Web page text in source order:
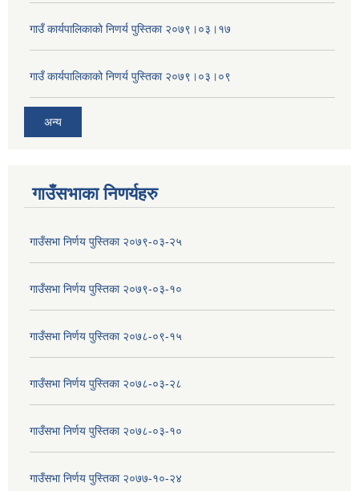
गाउँ कार्यपालिकाको निणर्य पुस्तिका २०७९।०३।१७
गाउँ कार्यपालिकाको निणर्य पुस्तिका २०७९।०३।०९
अन्य
गाउँसभाका निणर्यहरु
गाउँसभा निर्णय पुस्तिका २०७९-०३-२५
गाउँसभा निर्णय पुस्तिका २०७९-०३-१०
गाउँसभा निर्णय पुस्तिका २०७८-०९-१५
गाउँसभा निर्णय पुस्तिका २०७८-०३-२८
गाउँसभा निर्णय पुस्तिका २०७८-०३-१०
गाउँसभा निर्णय पुस्तिका २०७७-१०-२४